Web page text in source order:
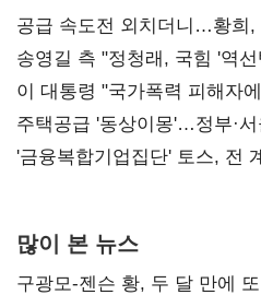
공급 속도전 외치더니…황희,
리모델링' 제안
송영길 측 "정청래, 국힘 '역
총선 지휘 못해"
이 대통령 "국가폭력 피해자
진실 밝혀야"
주택공급 '동상이몽'…정부·
'금융복합기업집단' 토스, 전
많이 본 뉴스
구광모-젠슨 황, 두 달 만에